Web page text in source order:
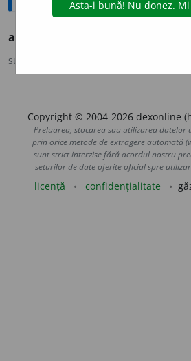
ad
sursa:
Copyright © 2004-2026 dexonline
Preluarea, stocarea sau utilizarea datelor
prin orice metode de extragere automată
sunt strict interzise fără acordul nostru
seturilor de date oferite oficial spre
licență confidențialitate